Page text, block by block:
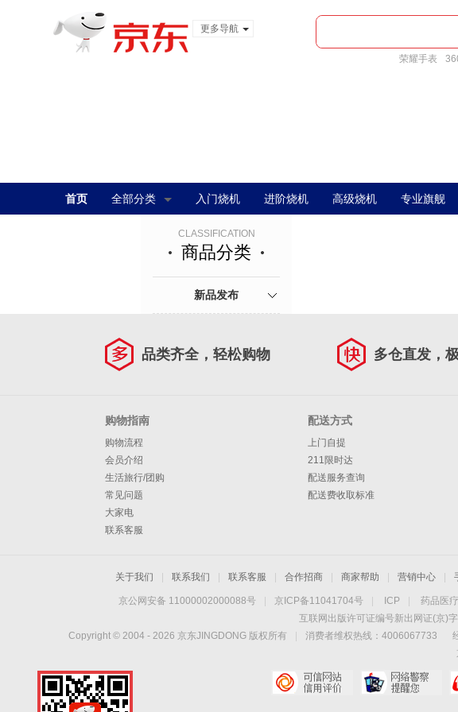
更多导航
荣耀手表
首页 全部分类 入门烧机 进阶烧机 高级烧机 专业旗舰
CLASSIFICATION
商品分类
新品发布
品类齐全，轻松购物 多仓直发，
购物指南
购物流程
会员介绍
生活旅行/团购
常见问题
大家电
联系客服
配送方式
上门自提
211限时达
配送服务查询
配送费收取标准
关于我们 联系我们 联系客服 合作招商 商家帮助 营销中心
京公网安备 11000002000088号 京ICP备11041704号 ICP 药品医
互联网出版许可证编号新出网证(京)
Copyright © 2004 - 2026 京东JINGDONG 版权所有 消费者维权热线：4006067733